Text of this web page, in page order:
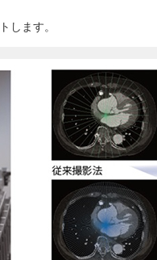
します。